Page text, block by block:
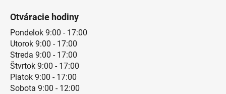
Otváracie hodiny
Pondelok 9:00 - 17:00
Utorok 9:00 - 17:00
Streda 9:00 - 17:00
Štvrtok 9:00 - 17:00
Piatok 9:00 - 17:00
Sobota 9:00 - 12:00